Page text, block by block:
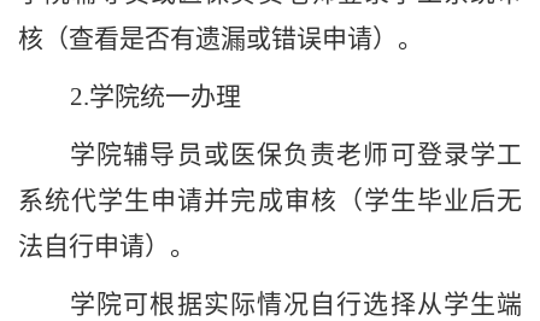
核（查看是否有遗漏或错误申请）。
2.学院统一办理
学院辅导员或医保负责老师可登录学工
系统代学生申请并完成审核（学生毕业后无
法自行申请）。
学院可根据实际情况自行选择从学生端